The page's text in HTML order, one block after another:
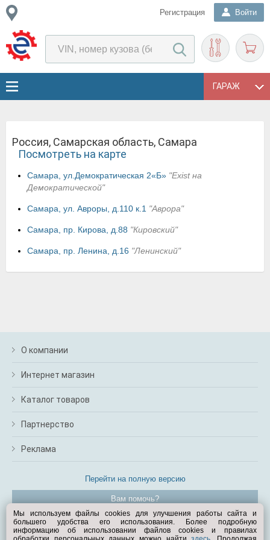
Регистрация Войти
ГАРАЖ
Россия, Самарская область, Самара
Посмотреть на карте
Самара, ул.Демократическая 2«Б» "Exist на
Демократической"
Самара, ул. Авроры, д.110 к.1 "Аврора"
Самара, пр. Кирова, д.88 "Кировский"
Самара, пр. Ленина, д.16 "Ленинский"
О компании
Интернет магазин
Каталог товаров
Партнерство
Реклама
Перейти на полную версию
Вам помочь?
© Exist.ru 1998—2026
Мы используем файлы cookies для улучшения работы сайта и
большего удобства его использования. Более подробную
информацию об использовании файлов cookies и правилах